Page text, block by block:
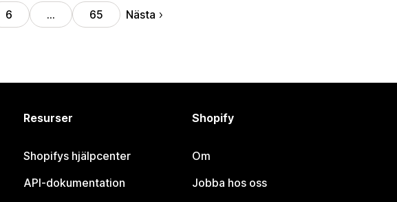
6 … 65 Nästa
Resurser
Shopifys hjälpcenter
API-dokumentation
Shopify
Om
Jobba hos oss